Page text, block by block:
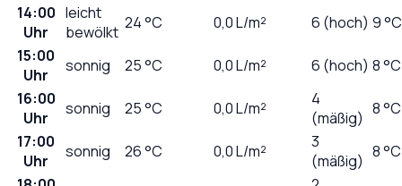
14:00
Uhr
leicht
bewölkt 24°C 0,0L/m² 6 (hoch) 9 °C
15:00
Uhr
sonnig 25°C 0,0L/m² 6 (hoch) 8 °C
16:00
Uhr
sonnig 25°C 0,0L/m²
4
(mäßig) 8 °C
17:00
Uhr
sonnig 26°C 0,0L/m²
3
(mäßig) 8 °C